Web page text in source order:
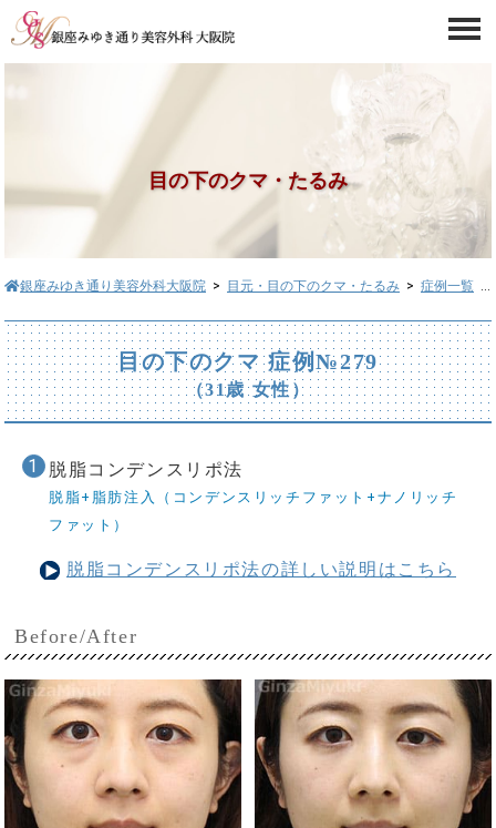
目の下のクマ・たるみ
銀座みゆき通り美容外科大阪院 > 目元・目の下のクマ・たるみ > 症例一覧
目の下のクマ 症例№279
（31歳 女性）
脱脂コンデンスリポ法
脱脂+脂肪注入（コンデンスリッチファット+ナノリッチ
ファット）
脱脂コンデンスリポ法の詳しい説明はこちら
Before/After